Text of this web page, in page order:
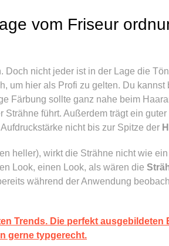
vom Friseur
nicht jeder ist in der Lage die
um hier als Profi zu gelten. Du kannst
Färbung sollte ganz nahe beim
führt. Außerdem trägt ein
nicht bis zur Spitze der
heller), wirkt die Strähne nicht wie
Look, einen Look, als wären die
während der Anwendung
Trends. Die perfekt ausgebildeten
gerne typgerecht.